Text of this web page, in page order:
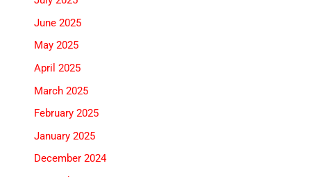
June 2025
May 2025
April 2025
March 2025
February 2025
January 2025
December 2024